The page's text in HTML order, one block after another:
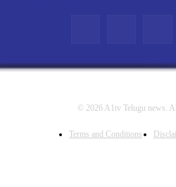
© 2026 A1tv Telugu news.
Terms and Conditions